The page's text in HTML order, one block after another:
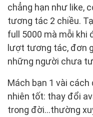
chẳng hạn như like,
tương tác 2 chiều.
full 5000 mà mỗi khi
lượt tương tác, đơn
những người chưa
Mách bạn 1 vài
nhiên tốt: thay đổi
trong đời…thường